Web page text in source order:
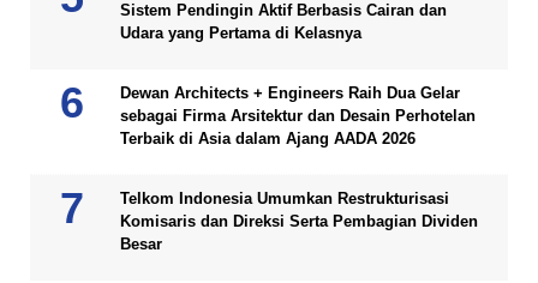
Sistem Pendingin Aktif Berbasis Cairan dan
Udara yang Pertama di Kelasnya
Dewan Architects + Engineers Raih Dua Gelar
sebagai Firma Arsitektur dan Desain Perhotelan
Terbaik di Asia dalam Ajang AADA 2026
Telkom Indonesia Umumkan Restrukturisasi
Komisaris dan Direksi Serta Pembagian Dividen
Besar